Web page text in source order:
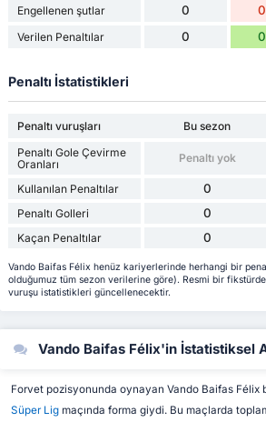
Engellenen şutlar 0
Verilen Penaltılar 0
Penaltı İstatistikleri
Penaltı vuruşları Bu sezon
Penaltı Gole Çevirme
Oranları
Penaltı yok
Kullanılan Penaltılar 0
Penaltı Golleri 0
Kaçan Penaltılar 0
Vando Baifas Félix henüz kariyerlerinde herhangi bir
olduğumuz tüm sezon verilerine göre). Resmi bir fikstürde
vuruşu istatistikleri güncellenecektir.
Vando Baifas Félix'in İstatistiksel
Forvet pozisyonunda oynayan Vando Baifas Félix
Süper Ligmaçında forma giydi. Bu maçlarda